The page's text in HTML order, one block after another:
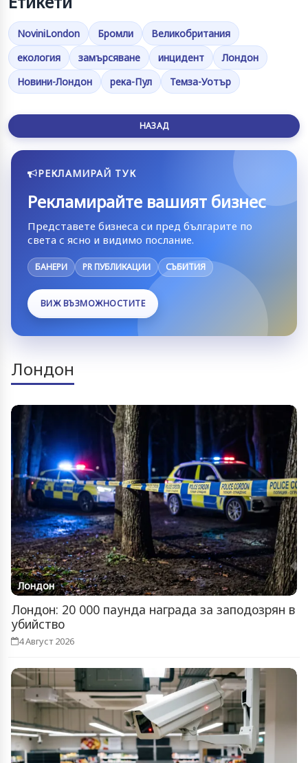
NoviniLondon Бромли
Великобритания
екология
замърсяване инцидент
Лондон
Новини-Лондон
река-Пул Темза-Уотър
НАЗАД
РЕКЛАМИРАЙ ТУК
Рекламирайте вашият бизнес
Представете бизнеса си пред българите по
света с ясно и видимо послание.
БАНЕРИ PR ПУБЛИКАЦИИ СЪБИТИЯ
ВИЖ ВЪЗМОЖНОСТИТЕ
Лондон
Лондон
Лондон: 20 000 паунда награда за заподозрян в
убийство
4 Август 2026